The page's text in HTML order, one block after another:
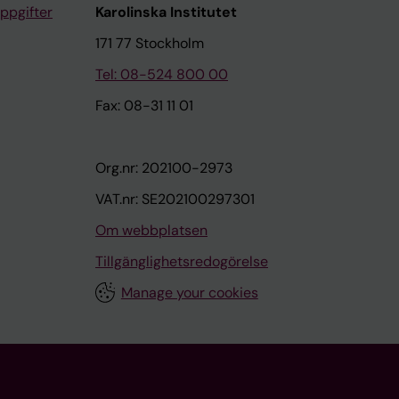
Karolinska Institutet
171 77 Stockholm
Tel: 08-524 800 00
Fax: 08-31 11 01
Org.nr: 202100-2973
VAT.nr: SE202100297301
Om webbplatsen
Tillgänglighetsredogörelse
Manage your cookies